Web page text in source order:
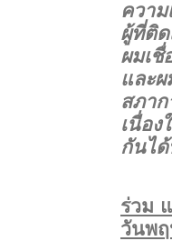
ควา
ผู้ที่ติ
ผมเ
และ
สภา
เนื่อ
กันไ
ร่วม
วันพฤ